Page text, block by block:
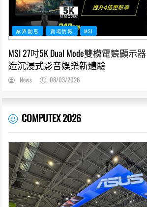
業界動態 賣場情報 MSI
MSI 27吋5K Dual Mode雙模電競顯示器
造沉浸式影音娛樂新體驗
News 08/03/2026
COMPUTEX 2026